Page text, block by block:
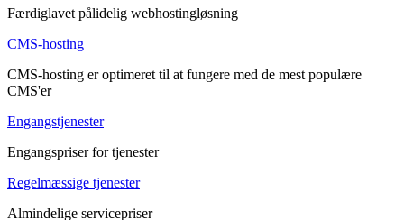
Færdiglavet pålidelig webhostingløsning
CMS-hosting
CMS-hosting er optimeret til at fungere med de mest populære
CMS'er
Engangstjenester
Engangspriser for tjenester
Regelmæssige tjenester
Almindelige servicepriser